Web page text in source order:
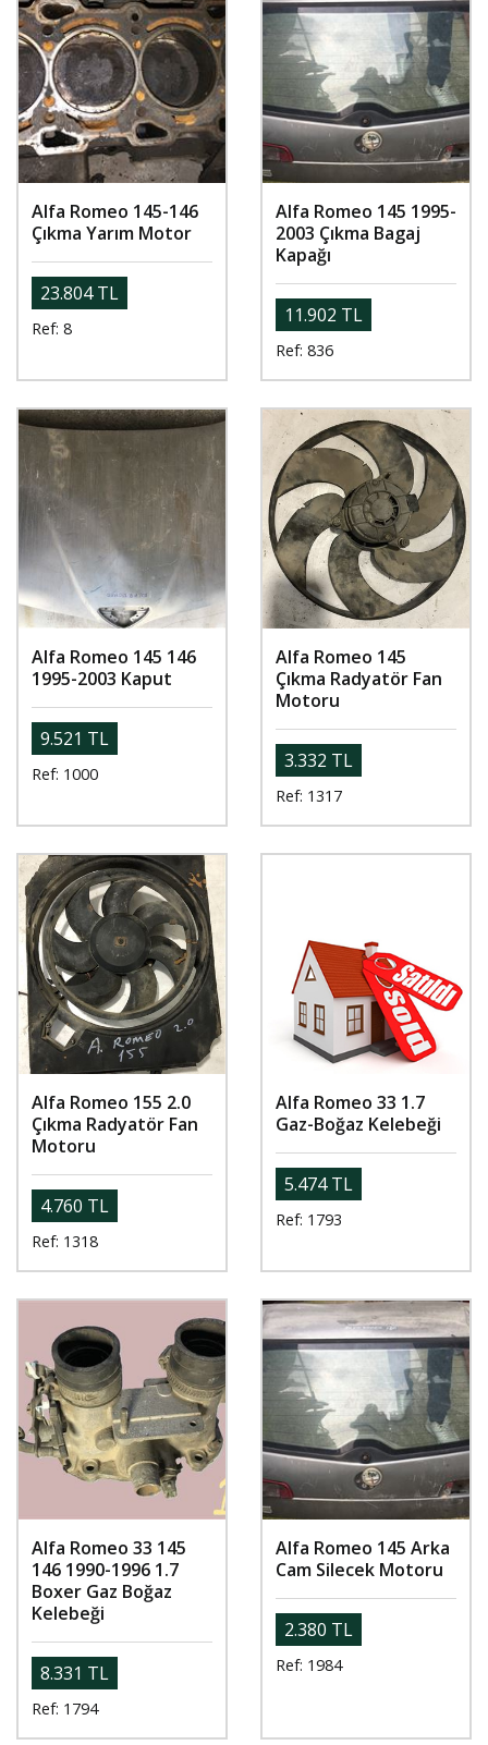
Alfa Romeo 145-146
Çıkma Yarım Motor
23.804 TL
Ref: 8
Alfa Romeo 145 1995-
2003 Çıkma Bagaj
Kapağı
11.902 TL
Ref: 836
Alfa Romeo 145 146
1995-2003 Kaput
9.521 TL
Ref: 1000
Alfa Romeo 145
Çıkma Radyatör Fan
Motoru
3.332 TL
Ref: 1317
Alfa Romeo 155 2.0
Çıkma Radyatör Fan
Motoru
4.760 TL
Ref: 1318
Alfa Romeo 33 1.7
Gaz-Boğaz Kelebeği
5.474 TL
Ref: 1793
Alfa Romeo 33 145
146 1990-1996 1.7
Boxer Gaz Boğaz
Kelebeği
8.331 TL
Ref: 1794
Alfa Romeo 145 Arka
Cam Silecek Motoru
2.380 TL
Ref: 1984